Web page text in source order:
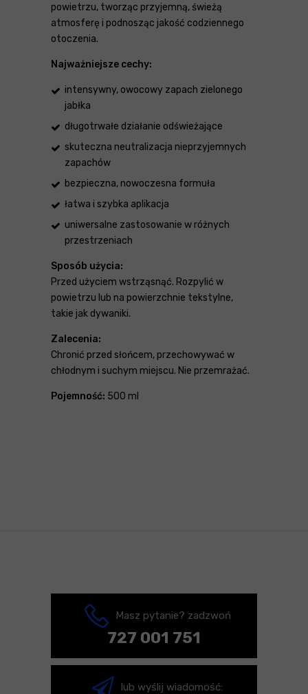
powietrzu, tworząc przyjemną, świeżą
atmosferę i podnosząc jakość codziennego
otoczenia.
Najważniejsze cechy:
intensywny, owocowy zapach zielonego
jabłka
długotrwałe działanie odświeżające
skuteczna neutralizacja nieprzyjemnych
zapachów
bezpieczna, nowoczesna formuła
łatwa i szybka aplikacja
uniwersalne zastosowanie w różnych
przestrzeniach
Sposób użycia:
Przed użyciem wstrząsnąć. Rozpylić w
powietrzu lub na powierzchnie tekstylne,
takie jak dywaniki.
Zalecenia:
Chronić przed słońcem, przechowywać w
chłodnym i suchym miejscu. Nie przemrażać.
Pojemność: 500 ml
Masz pytanie? zadzwoń
727 001 751
lub wyślij wiadomość: